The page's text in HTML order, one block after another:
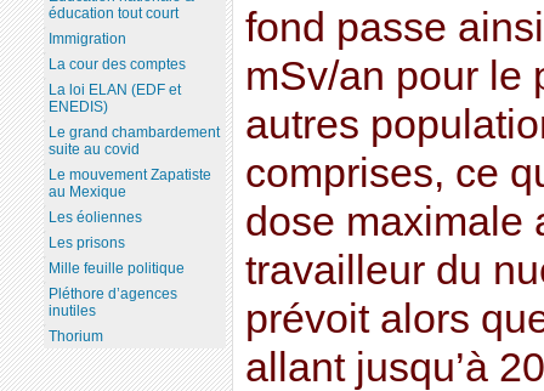
fond passe
mSv/an pour le
autres
comprises, ce
dose maximale
travailleur du
prévoit alors
allant jusqu’à
éducation tout court
Immigration
La cour des comptes
La loi ELAN (EDF et
ENEDIS)
Le grand chambardement
suite au covid
Le mouvement Zapatiste
au Mexique
Les éoliennes
Les prisons
Mille feuille politique
Pléthore d’agences
inutiles
Thorium